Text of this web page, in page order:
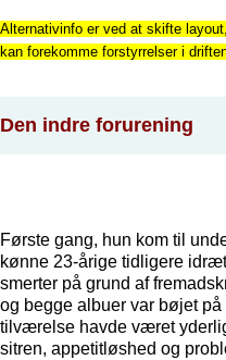
Alternativinfo er ved at skifte
kan forekomme forstyrrelser i
Den indre forurening
Første gang, hun kom til
kønne 23-årige tidligere
smerter på grund af
og begge albuer var bøjet
tilværelse havde været
sitren, appetitløshed og